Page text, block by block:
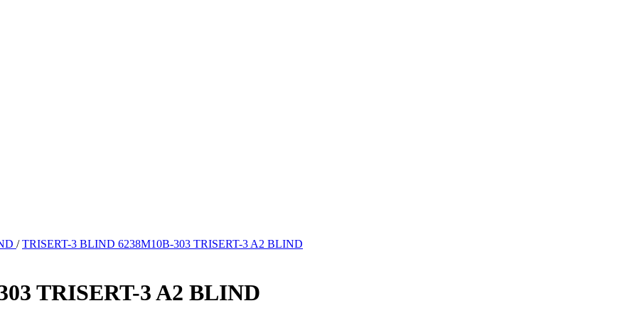
/TRISERT-3 BLIND 6238M10B-303 TRISERT-3 A2 BLIND
TRISERT-3 A2 BLIND